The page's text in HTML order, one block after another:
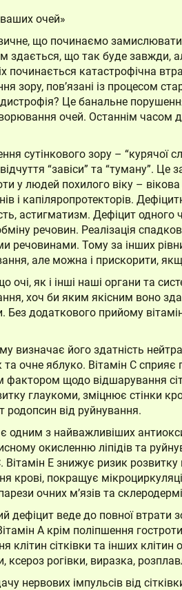
очей»
що починаємо
здається, що так буде завжди,
починається катастрофічна
зору, пов’язані із процесом
Це банальне
очей. Останнім часом
сутінкового зору – “курячої
“завіси” та “туману”. Це
у людей похилого віку –
і капіляропротекторів.
астигматизм. Дефіцит
речовин. Реалізація
речовинами. Тому за інших
але можна і прискорити,
як і інші наші органи та
хоч би яким якісним воно
додаткового прийому
визначає його здатність
очне яблуко. Вітамін С
щодо відшарування
глаукоми, зміцнює стінки
родопсин від руйнування.
одним з найважливіших
окисленню ліпідів та
Е знижує ризик
крові, покращує
очних м’язів та
дефіцит веде до повної втрати
А крім поліпшення гостроти
сітківки та інших клітин
ксероз рогівки, виразка,
нервових імпульсів від